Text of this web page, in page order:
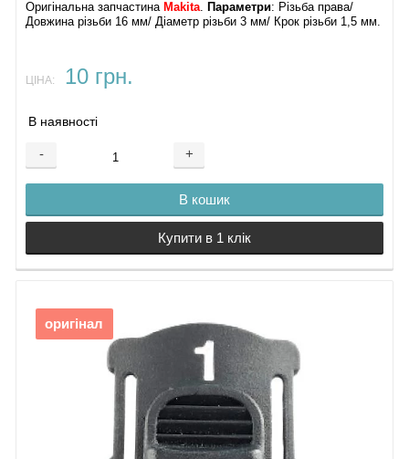
Оригінальна запчастина Makita. Параметри: Різьба права/
Довжина різьби 16 мм/ Діаметр різьби 3 мм/ Крок різьби 1,5 мм.
ЦІНА: 10 грн.
В наявності
- +
В кошик
Купити в 1 клік
оригінал